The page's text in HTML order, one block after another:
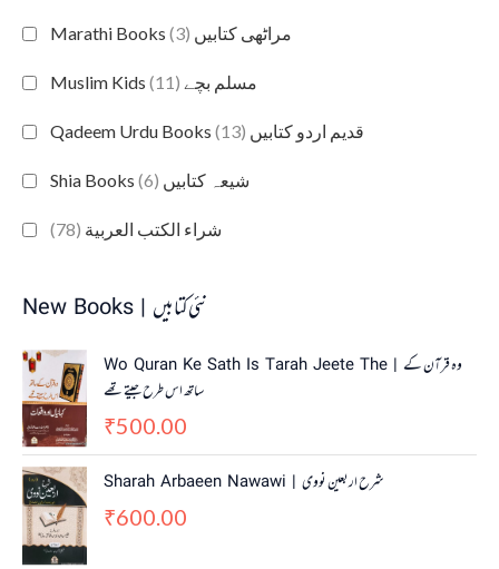
Marathi Books مراٹھی کتابیں (3)
Muslim Kids مسلم بچے (11)
Qadeem Urdu Books قدیم اردو کتابیں (13)
Shia Books شیعہ کتابیں (6)
شراء الكتب العربية (78)
New Books | نئی کتابیں
Wo Quran Ke Sath Is Tarah Jeete The | وہ قرآن کے
ساتھ اس طرح جیتے تھے
₹500.00
Sharah Arbaeen Nawawi | شرح اربعین نووی
₹600.00